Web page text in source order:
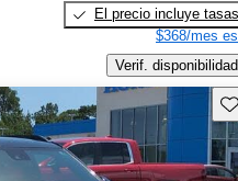
El precio incluye tasas
$368/mes
Verif. disponibilidad